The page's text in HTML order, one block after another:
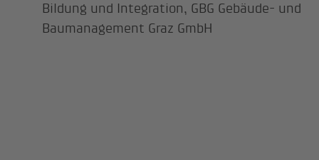
Bildung und Integration, GBG Gebäude- und
Baumanagement Graz GmbH